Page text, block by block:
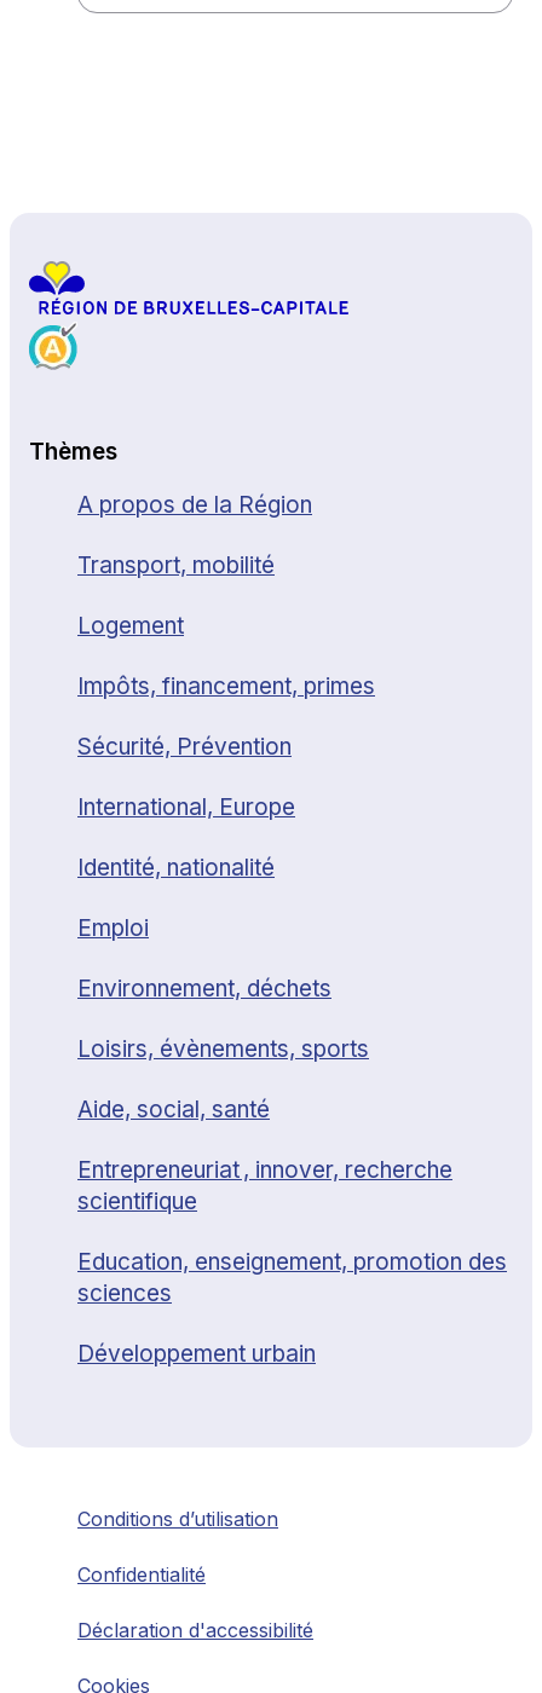
Thèmes
A propos de la Région
Transport, mobilité
Logement
Impôts, financement, primes
Sécurité, Prévention
International, Europe
Identité, nationalité
Emploi
Environnement, déchets
Loisirs, évènements, sports
Aide, social, santé
Entrepreneuriat , innover, recherche
scientifique
Education, enseignement, promotion des
sciences
Développement urbain
Conditions d’utilisation
Confidentialité
Déclaration d'accessibilité
Cookies